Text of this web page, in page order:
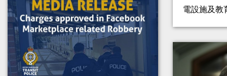
電設施及教